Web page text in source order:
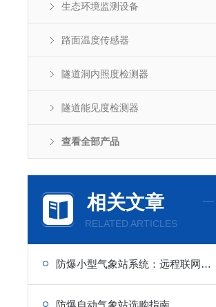
生态环境监测设备
路面温度传感器
隧道洞内照度检测器
隧道能见度检测器
查看全部产品
相关文章
RELATED ARTICLES
防爆小型气象站系统：远程联网监测，突破空间限制
防爆自动气象站选购指南